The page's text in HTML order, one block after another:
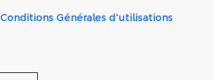
Conditions Générales d'utilisations